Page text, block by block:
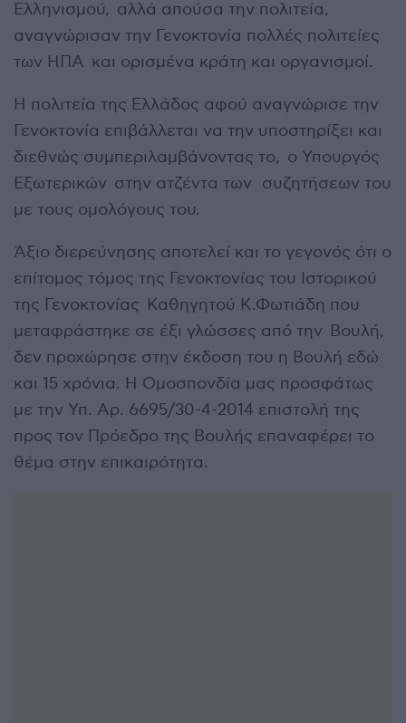
Ελληνισμού, αλλά απούσα την πολιτεία,
αναγνώρισαν την Γενοκτονία πολλές πολιτείες
των ΗΠΑ και ορισμένα κράτη και οργανισμοί.
Η πολιτεία της Ελλάδος αφού αναγνώρισε την
Γενοκτονία επιβάλλεται να την υποστηρίξει και
διεθνώς συμπεριλαμβάνοντας το, ο Υπουργός
Εξωτερικών στην ατζέντα των συζητήσεων του
με τους ομολόγους του.
Άξιο διερεύνησης αποτελεί και το γεγονός ότι ο
επίτομος τόμος της Γενοκτονίας του Ιστορικού
της Γενοκτονίας Καθηγητού Κ.Φωτιάδη που
μεταφράστηκε σε έξι γλώσσες από την Βουλή,
δεν προχώρησε στην έκδοση του η Βουλή εδώ
και 15 χρόνια. Η Ομοσπονδία μας προσφάτως
με την Υπ. Αρ. 6695/30-4-2014 επιστολή της
προς τον Πρόεδρο της Βουλής επαναφέρει το
θέμα στην επικαιρότητα.